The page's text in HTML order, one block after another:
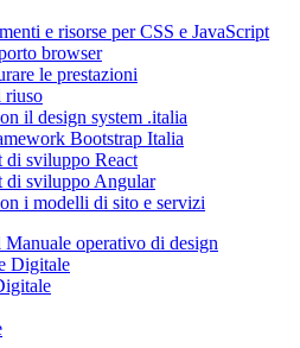
e risorse per CSS e JavaScript
browser
le prestazioni
riuso
il design system .italia
Bootstrap Italia
sviluppo React
di sviluppo Angular
i modelli di sito e servizi
Manuale operativo di design